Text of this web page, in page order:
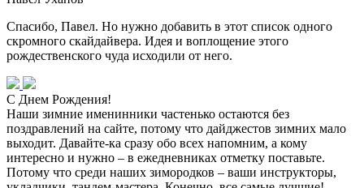
Спасибо, Павел. Но нужно добавить в этот список одного
скромного скайдайвера. Идея и воплощение этого
рождественского чуда исходили от него.
С Днем Рождения!
Наши зимние именинники частенько остаются без
поздравлений на сайте, потому что дайджестов зимних мало
выходит. Давайте-ка сразу обо всех напомним, а кому
интересно и нужно – в ежедневниках отметку поставьте.
Потому что среди наших зимородков – ваши инструкторы,